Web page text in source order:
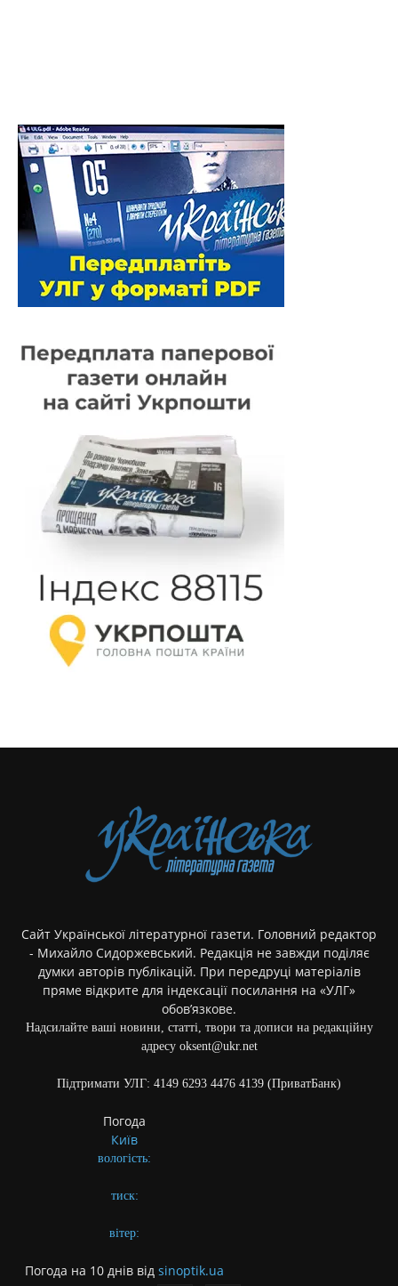
Сайт Української літературної газети. Головний редактор
- Михайло Сидоржевський. Редакція не завжди поділяє
думки авторів публікацій. При передруці матеріалів
пряме відкрите для індексації посилання на «УЛГ»
обов’язкове.
Надсилайте ваші новини, статті, твори та дописи на редакційну
адресу oksent@ukr.net
Підтримати УЛГ: 4149 6293 4476 4139 (ПриватБанк)
Погода
Київ
вологість:
тиск:
вітер:
Погода на 10 днів від sinoptik.ua